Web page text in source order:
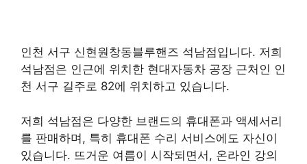
인천 서구 신현원창동블루핸즈 석남점입니다. 저희
석남점은 인근에 위치한 현대자동차 공장 근처인 인
천 서구 길주로 82에 위치하고 있습니다.
저희 석남점은 다양한 브랜드의 휴대폰과 액세서리
를 판매하며, 특히 휴대폰 수리 서비스에도 자신이
있습니다. 뜨거운 여름이 시작되면서, 온라인 강의